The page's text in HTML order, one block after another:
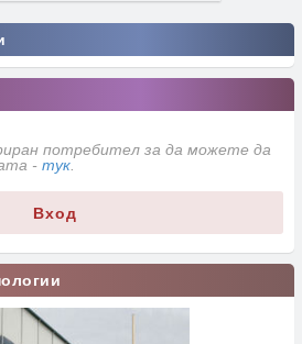
потребител за да можете да
- тук
Вход